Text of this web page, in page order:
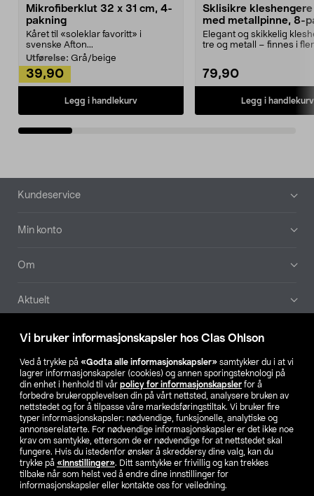
Vi bruker informasjonskapsler hos Clas Ohlson
Ved å trykke på «Godta alle informasjonskapsler» samtykker du i at vi
lagrer informasjonskapsler (cookies) og annen sporingsteknologi på
din enhet i henhold til vår policy for informasjonskapsler for å
forbedre brukeropplevelsen din på vårt nettsted, analysere bruken av
nettstedet og for å tilpasse våre markedsføringstiltak. Vi bruker fire
typer informasjonskapsler: nødvendige, funksjonelle, analytiske og
annonserelaterte. For nødvendige informasjonskapsler er det ikke noe
krav om samtykke, ettersom de er nødvendige for at nettstedet skal
fungere. Hvis du istedenfor ønsker å skreddersy dine valg, kan du
trykke på «Innstillinger». Ditt samtykke er frivillig og kan trekkes
tilbake når som helst ved å endre dine innstillinger for
informasjonskapsler eller kontakte oss for veiledning.
Mikrofiberklut 32 x 31 cm, 4-
pakning
Kåret til «soleklar favoritt» i
svenske Afton...
Utførelse: Grå/beige
39,90
Legg i handlekurv
Sklisikre
med metallpinne, 8-
Elegant og skikkelig
tre og metall – finnes i
79,90
Legg i handlekurv
Bunntekst
Kundeservice
Min konto
Om
Aktuelt
Våre selskaper
Finn din butikk
SE NO FI